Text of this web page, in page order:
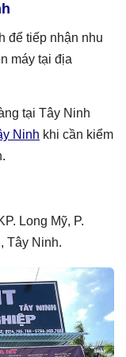
để tiếp nhận nhu
máy tại địa
tại Tây Ninh
Ninh khi cần kiểm
Long Mỹ, P.
Tây Ninh.